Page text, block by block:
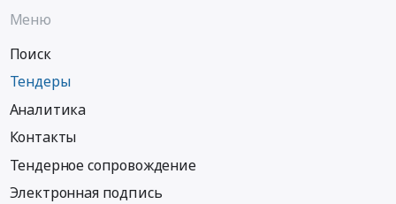
Меню
Поиск
Тендеры
Аналитика
Контакты
Тендерное сопровождение
Электронная подпись